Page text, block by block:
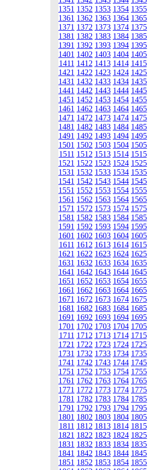
1351 1352 1353 1354 1355
1361 1362 1363 1364 1365
1371 1372 1373 1374 1375
1381 1382 1383 1384 1385
1391 1392 1393 1394 1395
1401 1402 1403 1404 1405
1411 1412 1413 1414 1415
1421 1422 1423 1424 1425
1431 1432 1433 1434 1435
1441 1442 1443 1444 1445
1451 1452 1453 1454 1455
1461 1462 1463 1464 1465
1471 1472 1473 1474 1475
1481 1482 1483 1484 1485
1491 1492 1493 1494 1495
1501 1502 1503 1504 1505
1511 1512 1513 1514 1515
1521 1522 1523 1524 1525
1531 1532 1533 1534 1535
1541 1542 1543 1544 1545
1551 1552 1553 1554 1555
1561 1562 1563 1564 1565
1571 1572 1573 1574 1575
1581 1582 1583 1584 1585
1591 1592 1593 1594 1595
1601 1602 1603 1604 1605
1611 1612 1613 1614 1615
1621 1622 1623 1624 1625
1631 1632 1633 1634 1635
1641 1642 1643 1644 1645
1651 1652 1653 1654 1655
1661 1662 1663 1664 1665
1671 1672 1673 1674 1675
1681 1682 1683 1684 1685
1691 1692 1693 1694 1695
1701 1702 1703 1704 1705
1711 1712 1713 1714 1715
1721 1722 1723 1724 1725
1731 1732 1733 1734 1735
1741 1742 1743 1744 1745
1751 1752 1753 1754 1755
1761 1762 1763 1764 1765
1771 1772 1773 1774 1775
1781 1782 1783 1784 1785
1791 1792 1793 1794 1795
1801 1802 1803 1804 1805
1811 1812 1813 1814 1815
1821 1822 1823 1824 1825
1831 1832 1833 1834 1835
1841 1842 1843 1844 1845
1851 1852 1853 1854 1855